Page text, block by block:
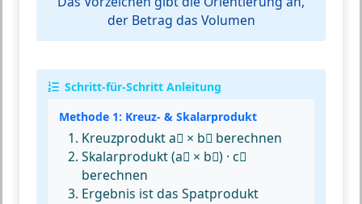
der Betrag das Volumen
Schritt-für-Schritt Anleitung
Methode 1: Kreuz- & Skalarprodukt
Kreuzprodukt a⃗ × b⃗ berechnen
Skalarprodukt (a⃗ × b⃗) · c⃗
berechnen
Ergebnis ist das Spatprodukt